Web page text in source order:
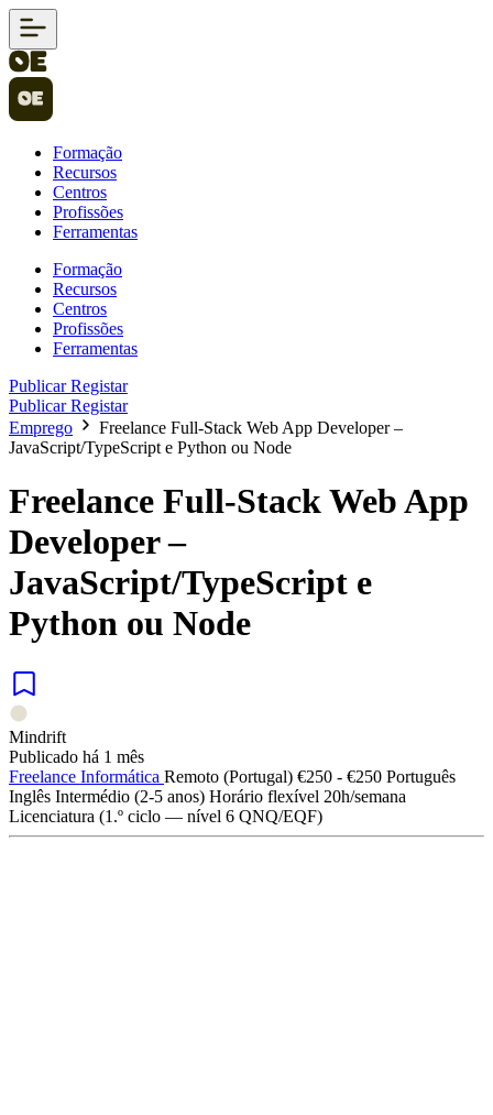
Formação
Recursos
Centros
Profissões
Ferramentas
Formação
Recursos
Centros
Profissões
Ferramentas
PublicarRegistar
PublicarRegistar
Emprego
Freelance Full-Stack Web App Developer –
JavaScript/TypeScript e Python ou Node
Freelance Full-Stack Web App
Developer –
JavaScript/TypeScript e
Python ou Node
Mindrift
Publicado há 1 mês
Freelance Informática Remoto (Portugal) €250 - €250 Português
Inglês Intermédio (2-5 anos) Horário flexível 20h/semana
Licenciatura (1.º ciclo — nível 6 QNQ/EQF)